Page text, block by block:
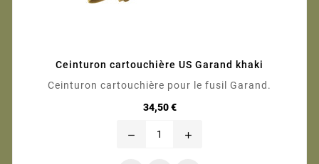
Ceinturon cartouchière US Garand khaki
Ceinturon cartouchière pour le fusil Garand.
34,50 €Prix
remove add